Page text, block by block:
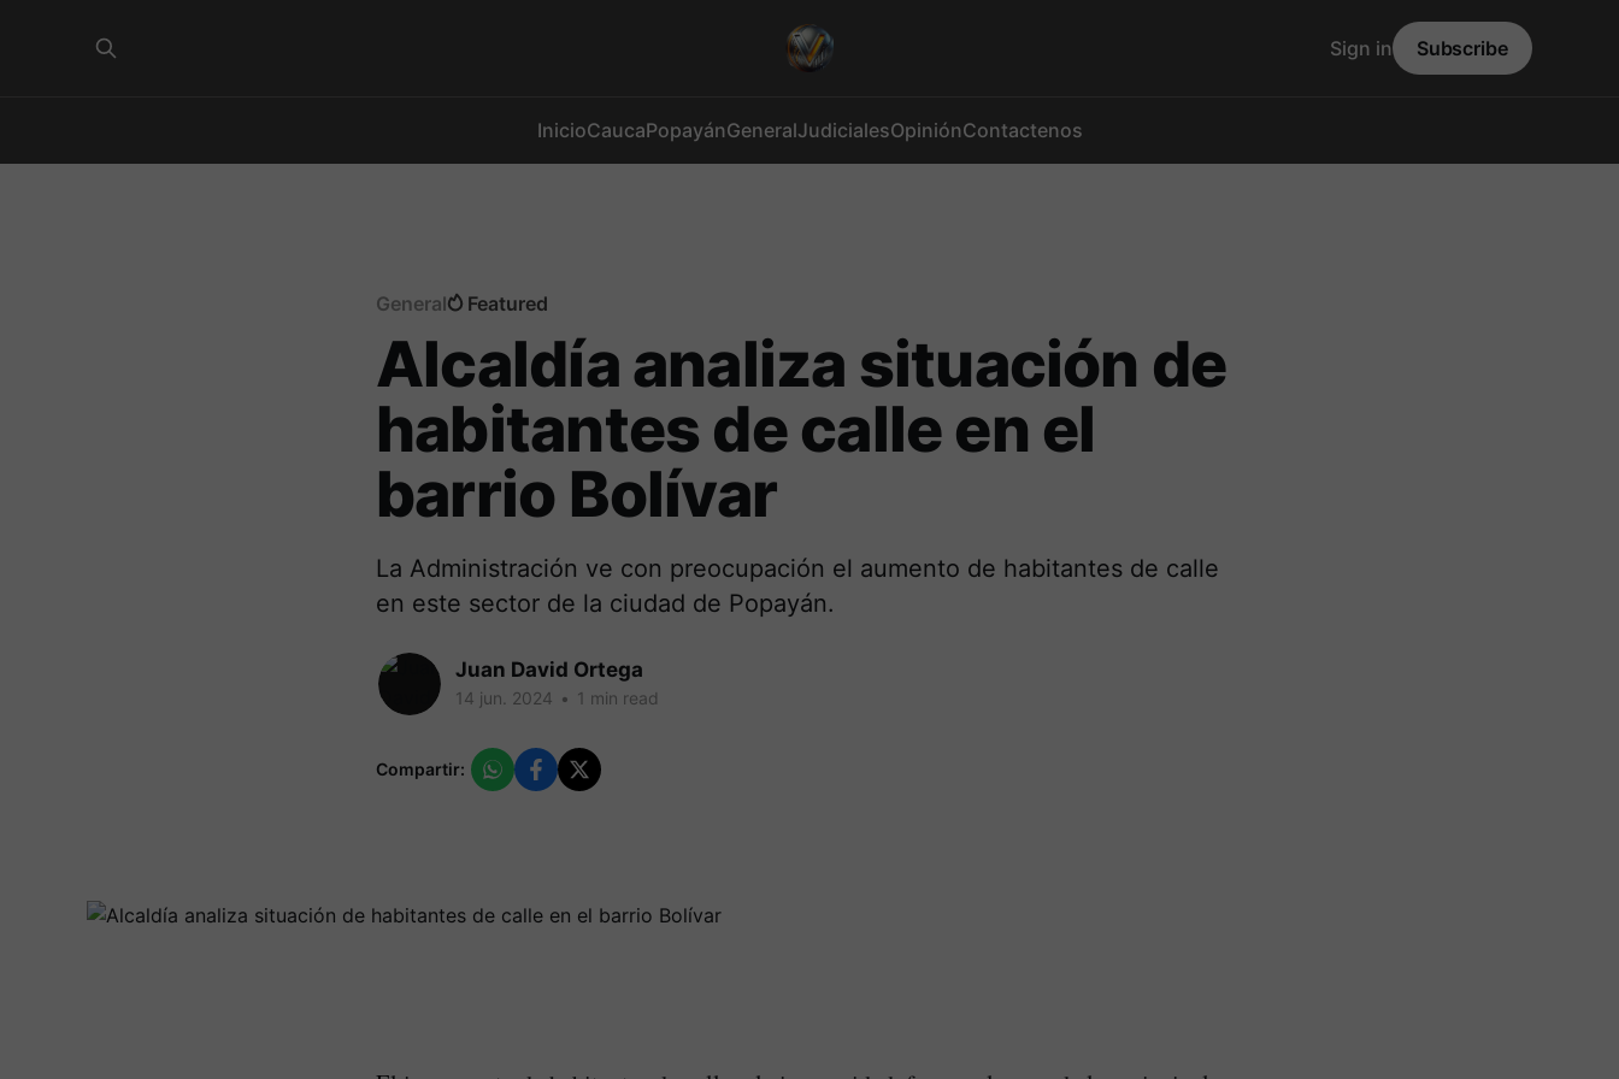
InicioCaucaPopayánGeneralJudicialesOpiniónContactenos
Sign in Subscribe
General Featured
Alcaldía analiza situación de
habitantes de calle en el
barrio Bolívar
La Administración ve con preocupación el aumento de habitantes de calle
en este sector de la ciudad de Popayán.
Juan David Ortega
14 jun. 2024 • 1 min read
Compartir: